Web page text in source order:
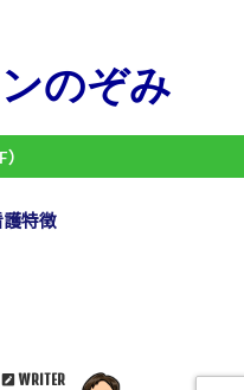
のぞみ
特徴
WRITER